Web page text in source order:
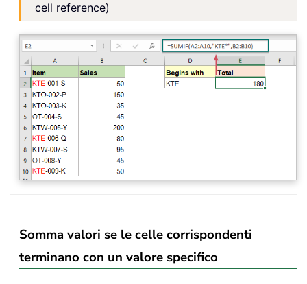
cell reference)
Somma valori se le celle corrispondenti
terminano con un valore specifico